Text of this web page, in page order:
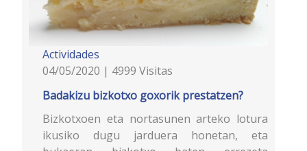
Actividades
04/05/2020 | 4999 Visitas
Badakizu bizkotxo goxorik prestatzen?
Bizkotxoen eta nortasunen arteko lotura
ikusiko dugu jarduera honetan, eta